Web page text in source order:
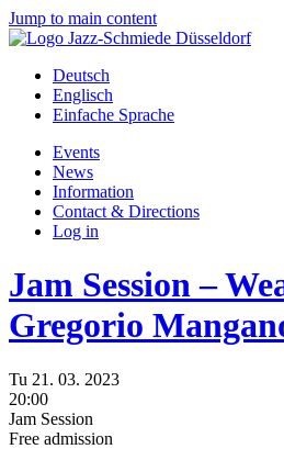
Jump to main content
Deutsch
Englisch
Einfache Sprache
Events
News
Information
Contact & Directions
Log in
Jam Session –
Gregorio
Tu 21. 03. 2023
20:00
Jam Session
Free admission